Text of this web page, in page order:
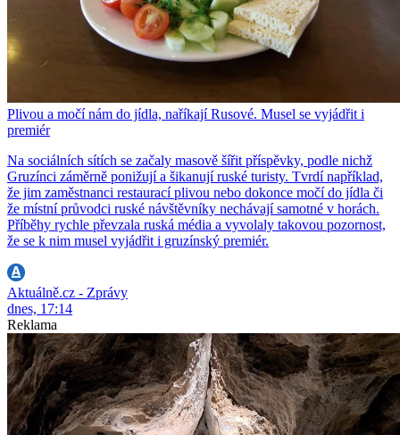
Plivou a močí nám do jídla, naříkají Rusové. Musel se vyjádřit i
premiér
Na sociálních sítích se začaly masově šířit příspěvky, podle nichž
Gruzínci záměrně ponižují a šikanují ruské turisty. Tvrdí například,
že jim zaměstnanci restaurací plivou nebo dokonce močí do jídla či
že místní průvodci ruské návštěvníky nechávají samotné v horách.
Příběhy rychle převzala ruská média a vyvolaly takovou pozornost,
že se k nim musel vyjádřit i gruzínský premiér.
Aktuálně.cz - Zprávy
dnes, 17:14
Reklama